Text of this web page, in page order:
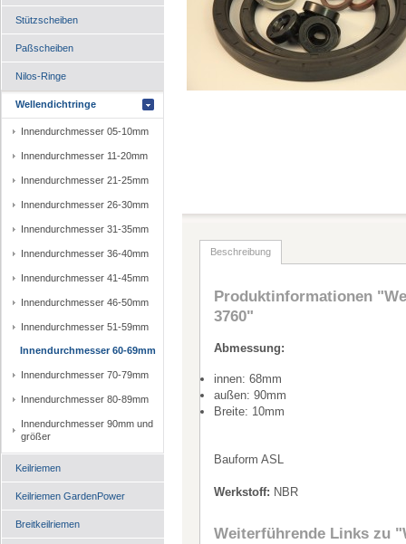
Stützscheiben
Paßscheiben
Nilos-Ringe
Wellendichtringe
Innendurchmesser 05-10mm
Innendurchmesser 11-20mm
Innendurchmesser 21-25mm
Innendurchmesser 26-30mm
Innendurchmesser 31-35mm
Innendurchmesser 36-40mm
Innendurchmesser 41-45mm
Innendurchmesser 46-50mm
Innendurchmesser 51-59mm
Innendurchmesser 60-69mm
Innendurchmesser 70-79mm
Innendurchmesser 80-89mm
Innendurchmesser 90mm und
größer
Keilriemen
Keilriemen GardenPower
Breitkeilriemen
Beschreibung
Produktinformationen
3760"
Abmessung:
innen: 68mm
außen: 90mm
Breite: 10mm
Bauform ASL
Werkstoff: NBR
Weiterführende Links zu